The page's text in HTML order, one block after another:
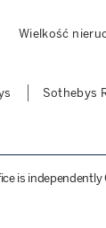
Wielkość
Sothebys
is independently